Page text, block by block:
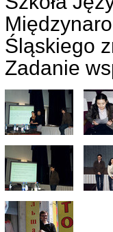
Śląskiego
Zadanie